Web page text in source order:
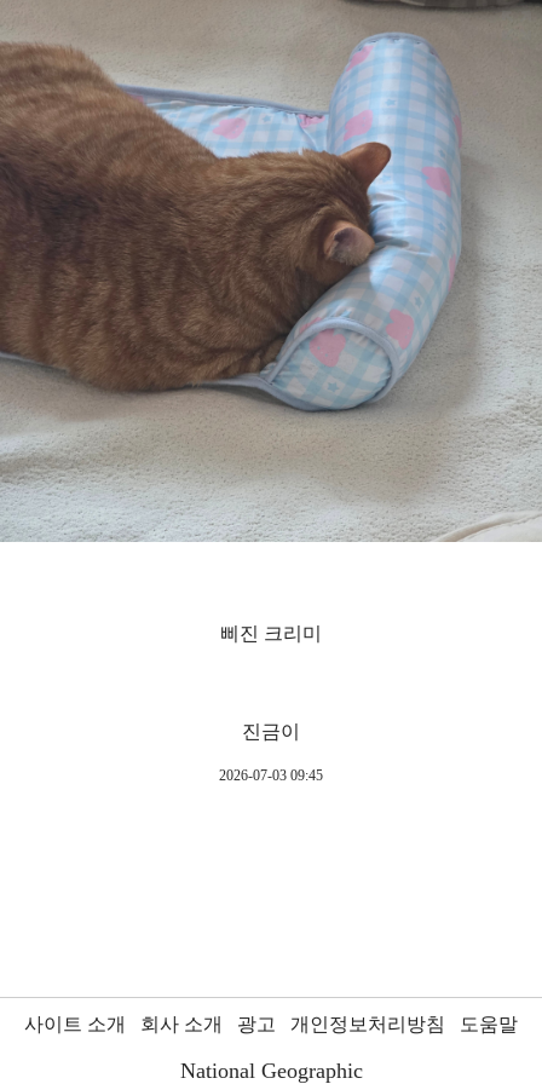
삐진 크리미
진금이
2026-07-03 09:45
사이트 소개 회사 소개 광고 개인정보처리방침 도움말
National Geographic